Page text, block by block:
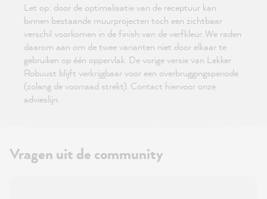
Let op: door de optimalisatie van de receptuur kan
binnen bestaande muurprojecten toch een zichtbaar
verschil voorkomen in de finish van de verfkleur. We raden
daarom aan om de twee varianten niet door elkaar te
gebruiken op één oppervlak. De vorige versie van Lekker
Robuust blijft verkrijgbaar voor een overbruggingsperiode
(zolang de voorraad strekt). Contact hiervoor onze
advieslijn.
Vragen uit de community